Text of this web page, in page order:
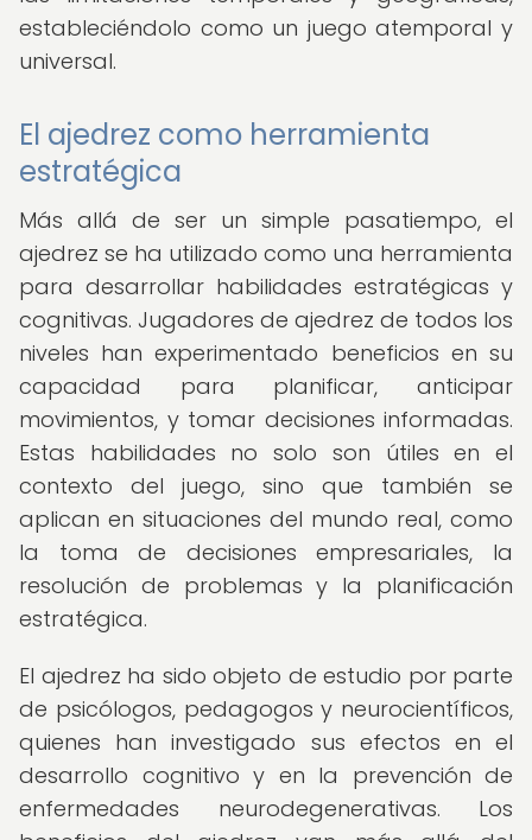
estableciéndolo como un juego atemporal y
universal.
El ajedrez como herramienta
estratégica
Más allá de ser un simple pasatiempo, el
ajedrez se ha utilizado como una herramienta
para desarrollar habilidades estratégicas y
cognitivas. Jugadores de ajedrez de todos los
niveles han experimentado beneficios en su
capacidad para planificar, anticipar
movimientos, y tomar decisiones informadas.
Estas habilidades no solo son útiles en el
contexto del juego, sino que también se
aplican en situaciones del mundo real, como
la toma de decisiones empresariales, la
resolución de problemas y la planificación
estratégica.
El ajedrez ha sido objeto de estudio por parte
de psicólogos, pedagogos y neurocientíficos,
quienes han investigado sus efectos en el
desarrollo cognitivo y en la prevención de
enfermedades neurodegenerativas. Los